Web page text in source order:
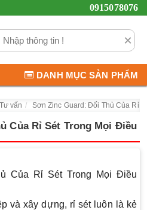
0915078076
×
DANH MỤC SẢN PHẨM
Tư vấn Sơn Zinc Guard: Đối Thủ Của Rỉ
Của Rỉ Sét Trong Mọi Điều
Của Rỉ Sét Trong Mọi Điều
và xây dựng, rỉ sét luôn là kẻ